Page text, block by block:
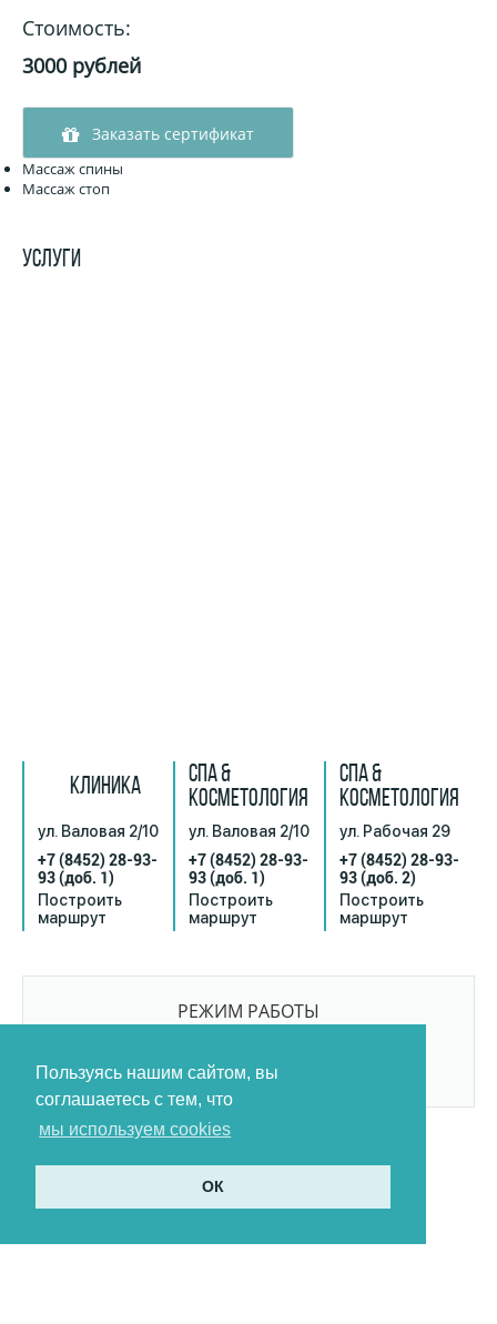
Пользуясь нашим сайтом, вы
соглашаетесь с тем, что
мы используем cookies
ОК
УСЛУГИ
Стоимость:
3000 рублей
Заказать сертификат
Массаж спины
Массаж стоп
КЛИНИКА
ул. Валовая 2/10
+7 (8452) 28-93-
93(доб. 1)
Построить
маршрут
СПА &
КОСМЕТОЛОГИЯ
ул. Валовая 2/10
+7 (8452) 28-93-
93(доб. 1)
Построить
маршрут
СПА &
КОСМЕТОЛОГИЯ
ул. Рабочая 29
+7 (8452) 28-93-
93(доб. 2)
Построить
маршрут
РЕЖИМ РАБОТЫ
БЕЗ ПЕРЕРЫВОВ И ВЫХОДНЫХ